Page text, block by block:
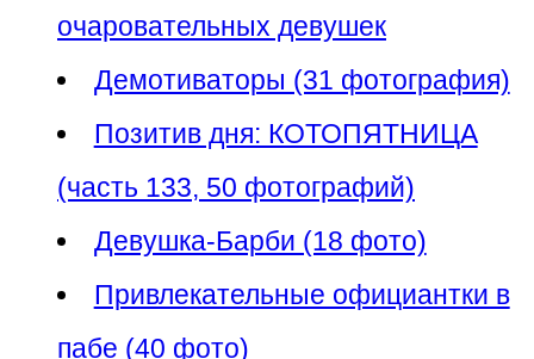
очаровательных девушек
Демотиваторы (31 фотография)
Позитив дня: КОТОПЯТНИЦА
(часть 133, 50 фотографий)
Девушка-Барби (18 фото)
Привлекательные официантки в
пабе (40 фото)